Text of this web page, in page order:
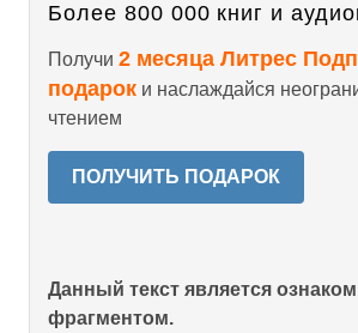
Более 800 000 книг и
Получи 2 месяца Литрес
подарок и наслаждайся
чтением
ПОЛУЧИТЬ ПОДАРОК
Данный текст является
фрагментом.